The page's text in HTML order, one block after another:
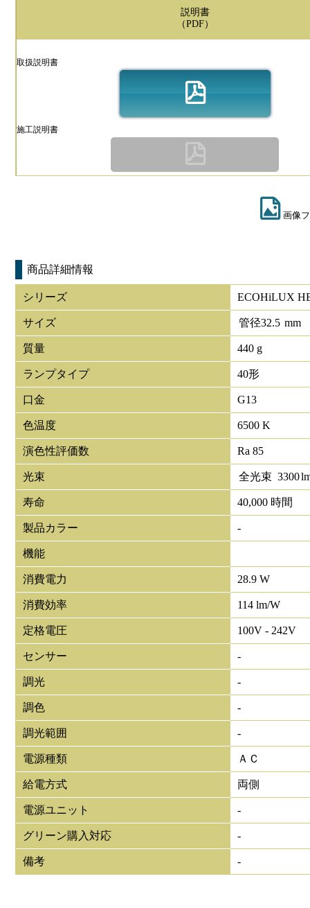
説明書
（PDF）
取扱説明書
施工説明書
画像
商品詳細情報
シリーズ ECOHiLUX
サイズ 管径32.5 mm
質量 440 g
ランプタイプ 40形
口金 G13
色温度 6500 K
演色性評価数 Ra 85
光束 全光束 3300
寿命 40,000 時間
製品カラー -
機能
消費電力 28.9 W
消費効率 114 lm/W
定格電圧 100V - 242V
センサー -
調光 -
調色 -
調光範囲 -
電源種類 ＡＣ
給電方式 両側
電源ユニット -
グリーン購入対応 -
備考 -